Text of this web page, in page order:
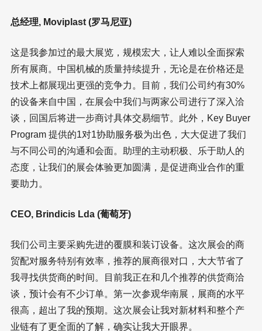
总经理, Moviplast (罗马尼亚)
这是我参加过的最大展览，规模宏大，让人难以全面探索
所有展商。中国机械的质量持续提升，无论是在价格还是
技术上都展现出更强的竞争力。目前，我们公司约有30%
的设备来自中国，在展会中我们与两家公司进行了深入洽
谈，回国后将进一步商讨具体交易细节。此外，Key Buyer
Program 提供的1对1协助服务极为出色，大大促进了我们
与不同公司的沟通和会面。助理的主动积极、乐于助人的
态度，让我们的展会体验更加圆满，是促进商业合作的重
要助力。
CEO, Brindicis Lda (葡萄牙)
我们公司主要采购先进的覆膜和装订设备。这次展会的商
贸配对服务特别有效率，推荐的展商很对口，大大节省了
我寻找供货商的时间。目前我正在和几个推荐的供货商洽
谈，预计会有不少订单。第一次参观华南展，展商的水平
很高，超出了我的预期。这次展会让我对新材料和整个产
业链有了更全面的了解，确实让我大开眼界。